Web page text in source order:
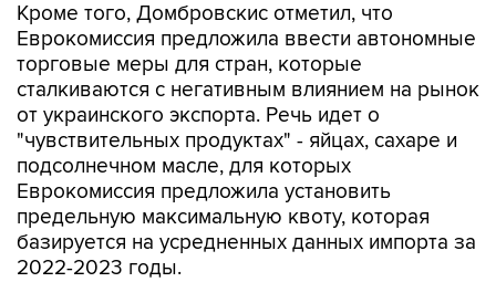
Кроме того, Домбровскис отметил, что
Еврокомиссия предложила ввести автономные
торговые меры для стран, которые
сталкиваются с негативным влиянием на рынок
от украинского экспорта. Речь идет о
"чувствительных продуктах" - яйцах, сахаре и
подсолнечном масле, для которых
Еврокомиссия предложила установить
предельную максимальную квоту, которая
базируется на усредненных данных импорта за
2022-2023 годы.